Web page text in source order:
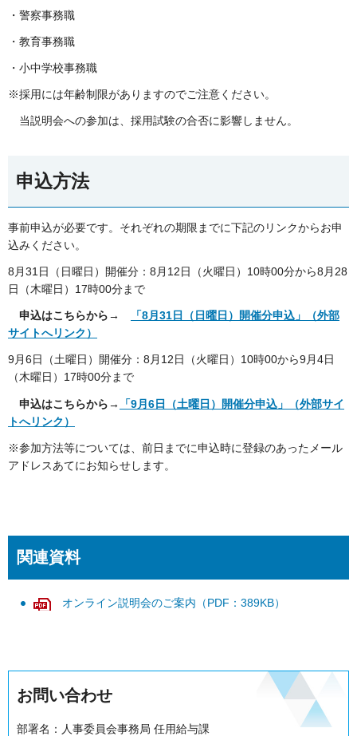
・警察事務職
・教育事務職
・小中学校事務職
※採用には年齢制限がありますのでご注意ください。
当説明会への参加は、採用試験の合否に影響しません。
申込方法
事前申込が必要です。それぞれの期限までに下記のリンクからお申
込みください。
8月31日（日曜日）開催分：8月12日（火曜日）10時00分から8月28
日（木曜日）17時00分まで
申込はこちらから→
「8月31日（日曜日）開催分申込」（外部
サイトへリンク）
9月6日（土曜日）開催分：8月12日（火曜日）10時00から9月4日
（木曜日）17時00分まで
申込はこちらから→
「9月6日（土曜日）開催分申込」（外部サイ
トへリンク）
※参加方法等については、前日までに申込時に登録のあったメール
アドレスあてにお知らせします。
関連資料
オンライン説明会のご案内（PDF：389KB）
お問い合わせ
部署名：人事委員会事務局 任用給与課